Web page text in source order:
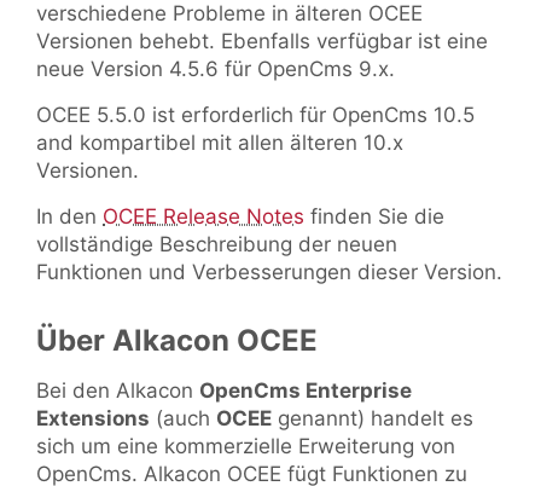
verschiedene Probleme in älteren OCEE
Versionen behebt. Ebenfalls verfügbar ist eine
neue Version 4.5.6 für OpenCms 9.x.
OCEE 5.5.0 ist erforderlich für OpenCms 10.5
and kompartibel mit allen älteren 10.x
Versionen.
In den OCEE Release Notes finden Sie die
vollständige Beschreibung der neuen
Funktionen und Verbesserungen dieser Version.
Über Alkacon OCEE
Bei den Alkacon OpenCms Enterprise
Extensions (auch OCEE genannt) handelt es
sich um eine kommerzielle Erweiterung von
OpenCms. Alkacon OCEE fügt Funktionen zu